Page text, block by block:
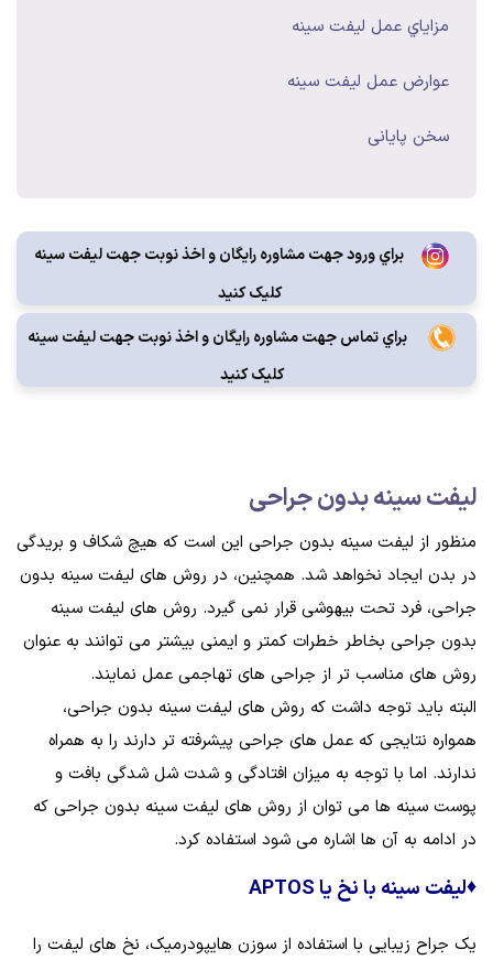
مزاياي عمل ليفت سينه
عوارض عمل ليفت سينه
سخن پايانی
براي ورود جهت مشاوره رايگان و اخذ نوبت جهت لیفت سینه
کليک کنيد
براي تماس جهت مشاوره رايگان و اخذ نوبت جهت لیفت سینه
کليک کنيد
ليفت سينه بدون جراحی
منظور از لیفت سینه بدون جراحی این است که هیچ شکاف و بریدگی
در بدن ایجاد نخواهد شد. همچنین، در روش های لیفت سینه بدون
جراحی، فرد تحت بیهوشی قرار نمی گیرد. روش‌ های لیفت سینه
بدون جراحی بخاطر خطرات کمتر و ایمنی بیشتر می‌ توانند به عنوان
روش‌ های مناسب‌ تر از جراحی ‌های تهاجمی عمل نمایند.
البته باید توجه داشت که روش های لیفت سینه بدون جراحی،
همواره نتایجی که عمل‌ های جراحی پیشرفته‌ تر دارند را به همراه
ندارند. اما با توجه به میزان افتادگی و شدت شل‌ شدگی بافت و
پوست سینه‌ ها می‌ توان از روش های لیفت سینه بدون جراحی که
در ادامه به آن ها اشاره می شود استفاده کرد.
♦لیفت سینه با نخ یا APTOS
یک جراح زیبایی با استفاده از سوزن هایپودرمیک، نخ‌ های لیفت را